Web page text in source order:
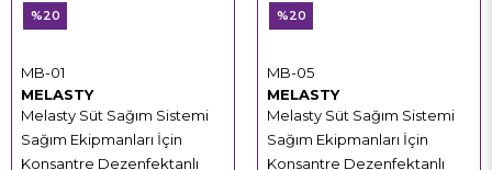
MELASTY
Melasty Süt Sağım Sistemi
Sağım Ekipmanları İçin
Konsantre Dezenfektanlı
MB-01
%20
MELASTY
Melasty Süt Sağım Sistemi
Sağım Ekipmanları İçin
Konsantre Dezenfektanlı
MB-05
%20